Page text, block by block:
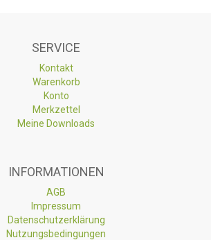
SERVICE
Kontakt
Warenkorb
Konto
Merkzettel
Meine Downloads
INFORMATIONEN
AGB
Impressum
Datenschutzerklärung
Nutzungsbedingungen